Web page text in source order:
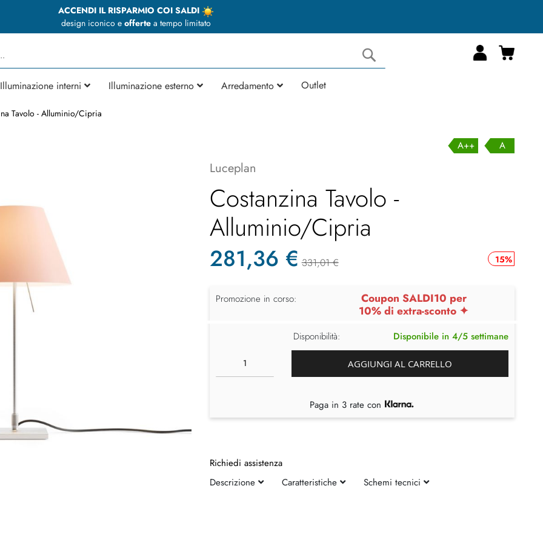
ACCENDI IL RISPARMIO COI SALDI
design iconico e offertea tempo limitato
Cerca
Carrello
Illuminazione interni Illuminazione esterno Arredamento Outlet
Tavolo - Alluminio/Cipria
A++ A
Luceplan
Costanzina Tavolo -
Alluminio/Cipria
15%
281,36 € 331,01 €
Promozione in corso:
Coupon SALDI10 per
10% di extra-sconto ✦
Disponibilità: Disponibile in 4/5 settimane
AGGIUNGI AL CARRELLO
Paga in 3 rate con
Richiedi assistenza
Descrizione
Caratteristiche Schemi tecnici